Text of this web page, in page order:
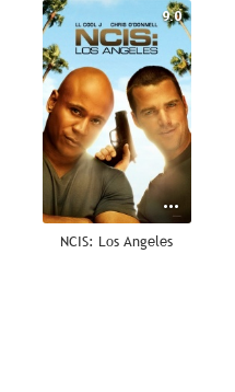
9.0
NCIS: Los Angeles